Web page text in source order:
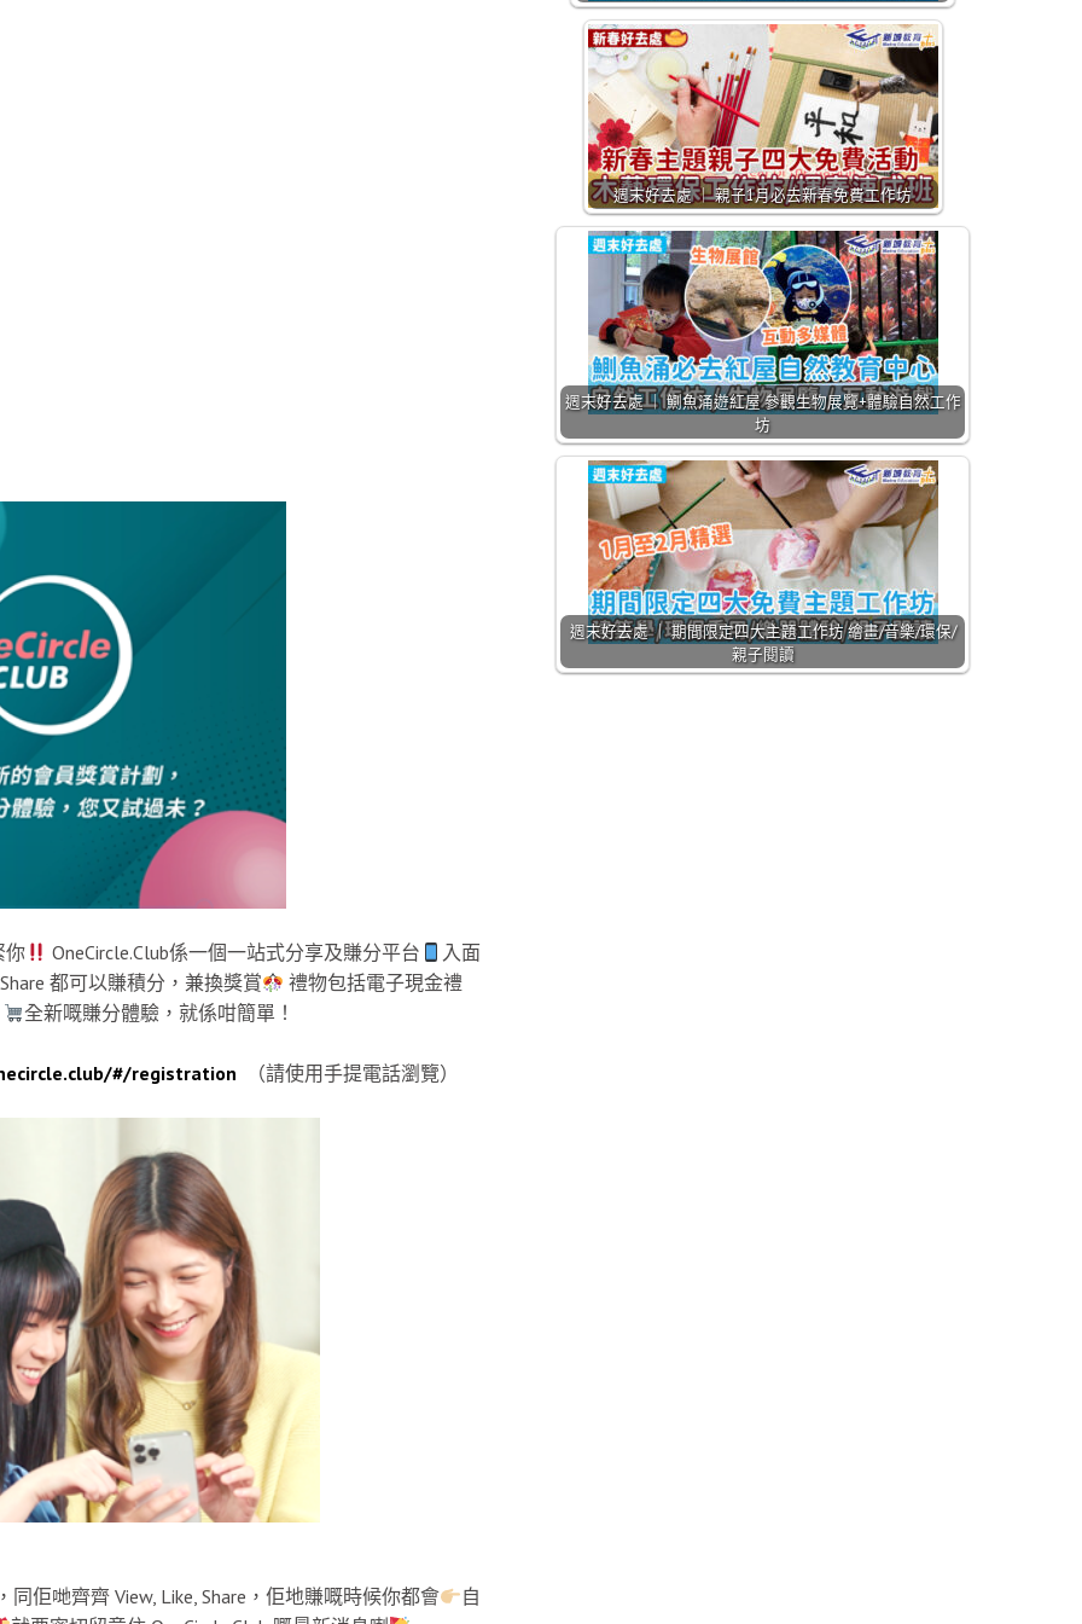
你 OneCircle.Club係一個一站式分享及賺分平台
入面
都可以賺積分，兼換獎賞
禮物包括電子現金禮
全新嘅賺分體驗，就係咁簡單！
#/registration （請使用手提電話瀏覽）
佢哋齊齊 View, Like, Share，佢地賺嘅時候你都會
自
週末好去處 ｜ 親子1月必去新春免費工作坊
週末好去處 ｜ 鰂魚涌遊紅屋 參觀生物展覽+體驗自然工作
坊
週末好去處 ｜ 期間限定四大主題工作坊 繪畫/音樂/環保/
親子閱讀